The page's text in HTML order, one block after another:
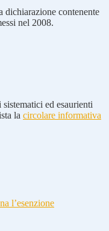
dichiarazione contenente
nel 2008.
ed esaurienti
la circolare informativa
l’esenzione